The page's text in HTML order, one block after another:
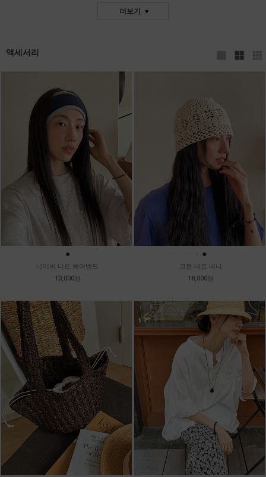
더보기
액세서리
●
네이비 니트 헤어밴드
10,000원
●
코튼 네트 비니
18,000원